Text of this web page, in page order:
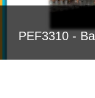
PEF3310 -